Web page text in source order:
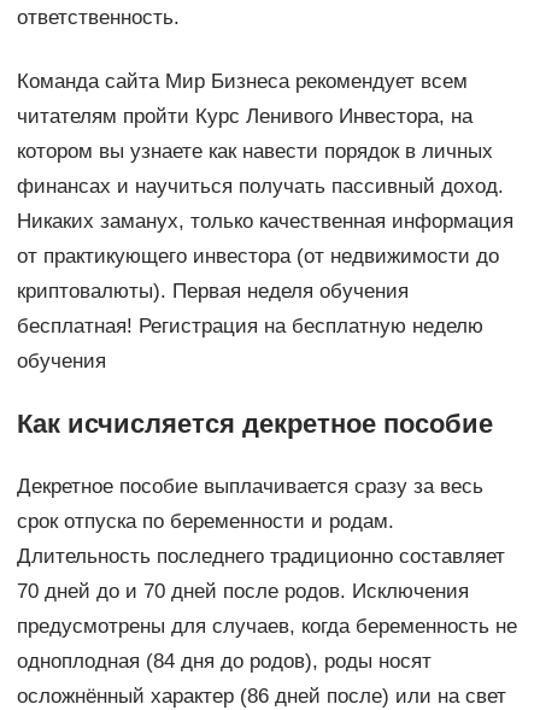
ответственность.
Команда сайта Мир Бизнеса рекомендует всем
читателям пройти Курс Ленивого Инвестора, на
котором вы узнаете как навести порядок в личных
финансах и научиться получать пассивный доход.
Никаких заманух, только качественная информация
от практикующего инвестора (от недвижимости до
криптовалюты). Первая неделя обучения
бесплатная! Регистрация на бесплатную неделю
обучения
Как исчисляется декретное пособие
Декретное пособие выплачивается сразу за весь
срок отпуска по беременности и родам.
Длительность последнего традиционно составляет
70 дней до и 70 дней после родов. Исключения
предусмотрены для случаев, когда беременность не
одноплодная (84 дня до родов), роды носят
осложнённый характер (86 дней после) или на свет